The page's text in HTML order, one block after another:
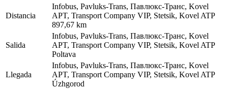
Distancia
Infobus, Pavluks-Trans, Павлюкс-Транс, Kovel
APT, Transport Company VIP, Stetsik, Kovel ATP
897,67 km
Salida
Infobus, Pavluks-Trans, Павлюкс-Транс, Kovel
APT, Transport Company VIP, Stetsik, Kovel ATP
Poltava
Llegada
Infobus, Pavluks-Trans, Павлюкс-Транс, Kovel
APT, Transport Company VIP, Stetsik, Kovel ATP
Úzhgorod